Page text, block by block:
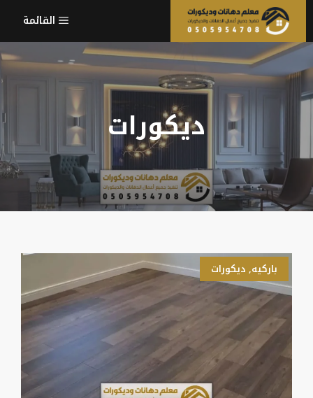
المحتوى
القائمة
ديكورات
باركيه, ديكورات